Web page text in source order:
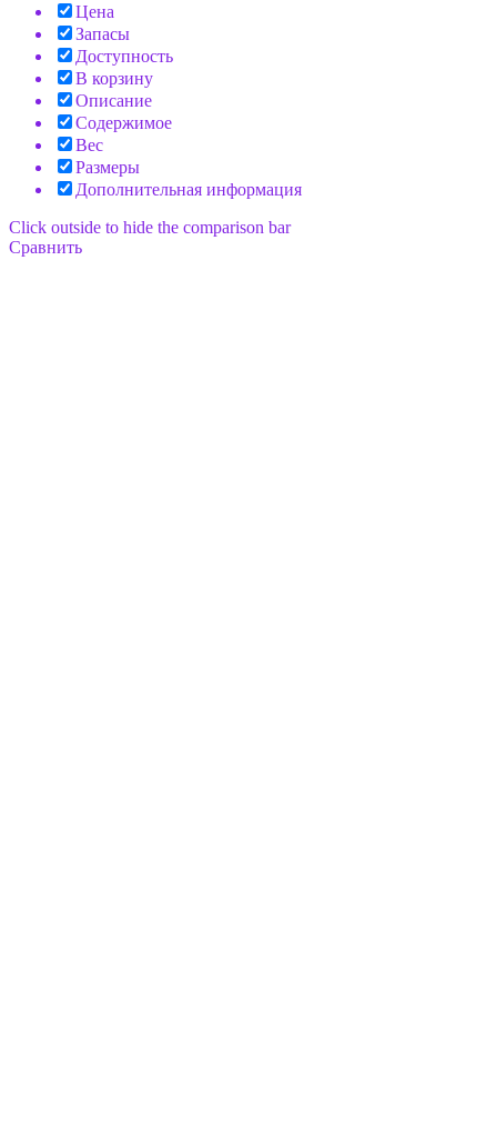
Цена
Запасы
Доступность
В корзину
Описание
Содержимое
Вес
Размеры
Дополнительная информация
Click outside to hide the comparison bar
Сравнить